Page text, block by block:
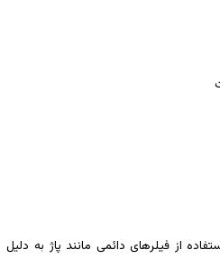
از فیلرهای دائمی مانند پاژ به دلیل